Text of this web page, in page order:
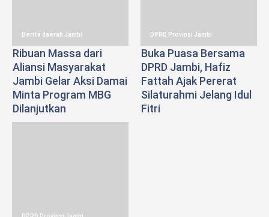
Berita daerah Jambi
Ribuan Massa dari
Aliansi Masyarakat
Jambi Gelar Aksi Damai
Minta Program MBG
Dilanjutkan
DPRD Provinsi Jambi
Buka Puasa Bersama
DPRD Jambi, Hafiz
Fattah Ajak Pererat
Silaturahmi Jelang Idul
Fitri